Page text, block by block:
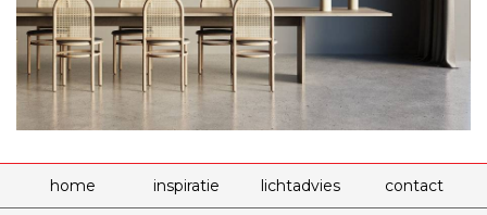
home inspiratie lichtadvies contact